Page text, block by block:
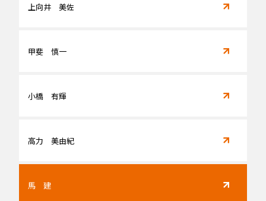
上向井 美佐
甲斐 慎一
小橋 有輝
高力 美由紀
馬 建